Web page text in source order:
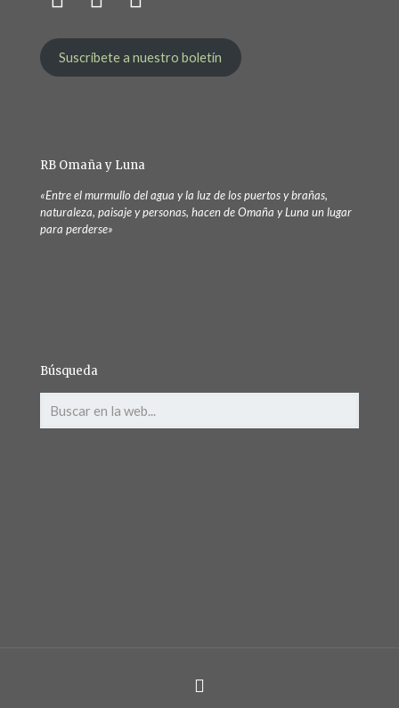
Suscríbete a nuestro boletín
RB Omaña y Luna
«Entre el murmullo del agua y la luz de los puertos y brañas,
naturaleza, paisaje y personas, hacen de Omaña y Luna un lugar
para perderse»
Búsqueda